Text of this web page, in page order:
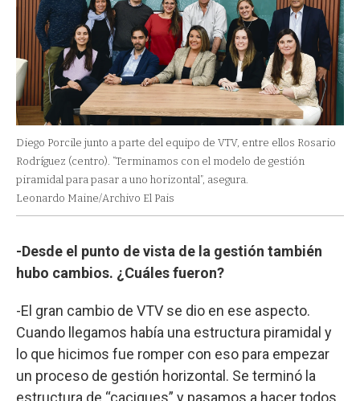
Diego Porcile junto a parte del equipo de VTV, entre ellos Rosario
Rodríguez (centro). “Terminamos con el modelo de gestión
piramidal para pasar a uno horizontal”, asegura.
Leonardo Maine/Archivo El Pais
-Desde el punto de vista de la gestión también
hubo cambios. ¿Cuáles fueron?
-El gran cambio de VTV se dio en ese aspecto.
Cuando llegamos había una estructura piramidal y
lo que hicimos fue romper con eso para empezar
un proceso de gestión horizontal. Se terminó la
estructura de “caciques” y pasamos a hacer todos